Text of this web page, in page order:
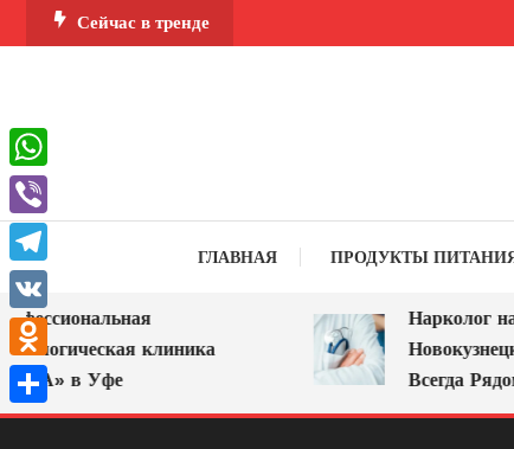
Перейти
к
Сейчас в тренде
ГЛАВНАЯ ПРОДУКТЫ
клиника
в Уфе
Нарколог на Дом
Новокузнецке:
Всегда Рядом
WhatsApp
Viber
Telegram
VK
Odnoklassniki
Отправить